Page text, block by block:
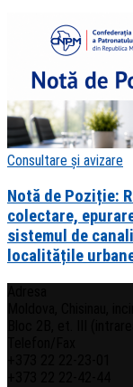
Consultare și avizare
Notă de Poziție:
colectare,
sistemul de
localitățile